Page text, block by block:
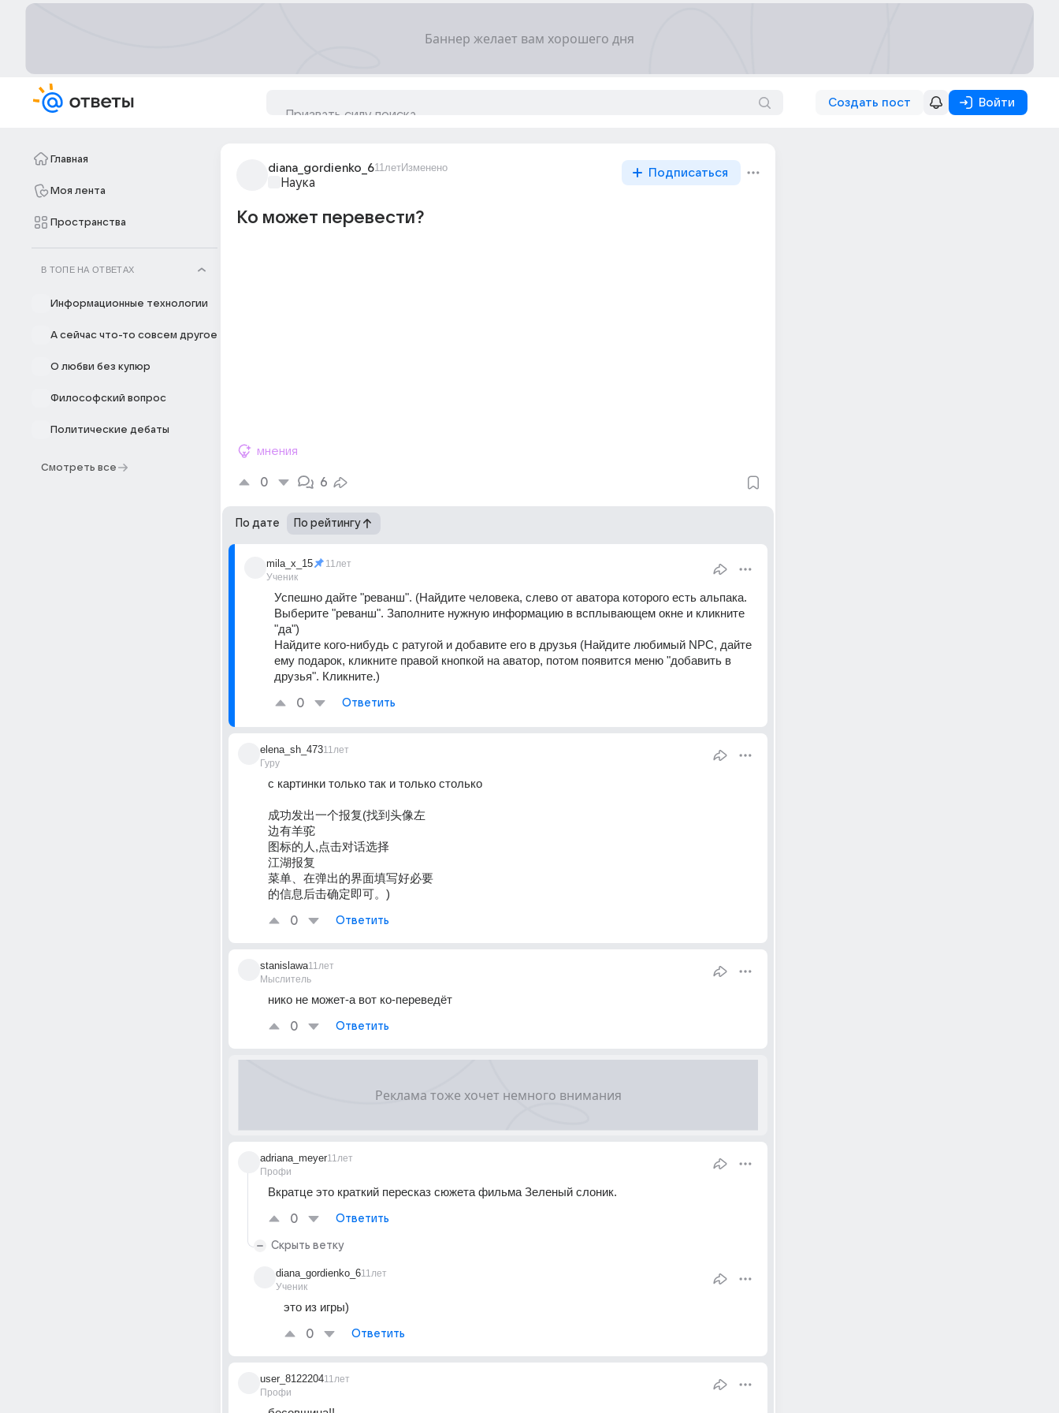
Создать пост Войти
Главная
Моя лента
Пространства
В ТОПЕ НА ОТВЕТАХ
Информационные технологии
А сейчас что-то совсем другое
О любви без купюр
Философский вопрос
Политические дебаты
Смотреть все
diana_gordienko_611летИзменено
Наука
Подписаться
Ко может перевести?
мнения
0 6
По дате По рейтингу
mila_x_15
Ученик
11лет
Успешно дайте "реванш". (Найдите человека, слево от аватора которого есть альпака.
Выберите "реванш". Заполните нужную информацию в всплывающем окне и кликните
"да")
Найдите кого-нибудь с ратугой и добавите его в друзья (Найдите любимый NPC, дайте
ему подарок, кликните правой кнопкой на аватор, потом появится меню "добавить в
друзья". Кликните.)
0 Ответить
elena_sh_473
Гуру
11лет
с картинки только так и только столько
成功发出一个报复(找到头像左
边有羊驼
图标的人,点击对话选择
江湖报复
菜单、在弹出的界面填写好必要
的信息后击确定即可。)
0 Ответить
stanislawa
Мыслитель
11лет
нико не может-а вот ко-переведёт
0 Ответить
adriana_meyer
Профи
11лет
Вкратце это краткий пересказ сюжета фильма Зеленый слоник.
0 Ответить
Скрыть ветку
diana_gordienko_6
Ученик
11лет
это из игры)
0 Ответить
user_8122204
Профи
11лет